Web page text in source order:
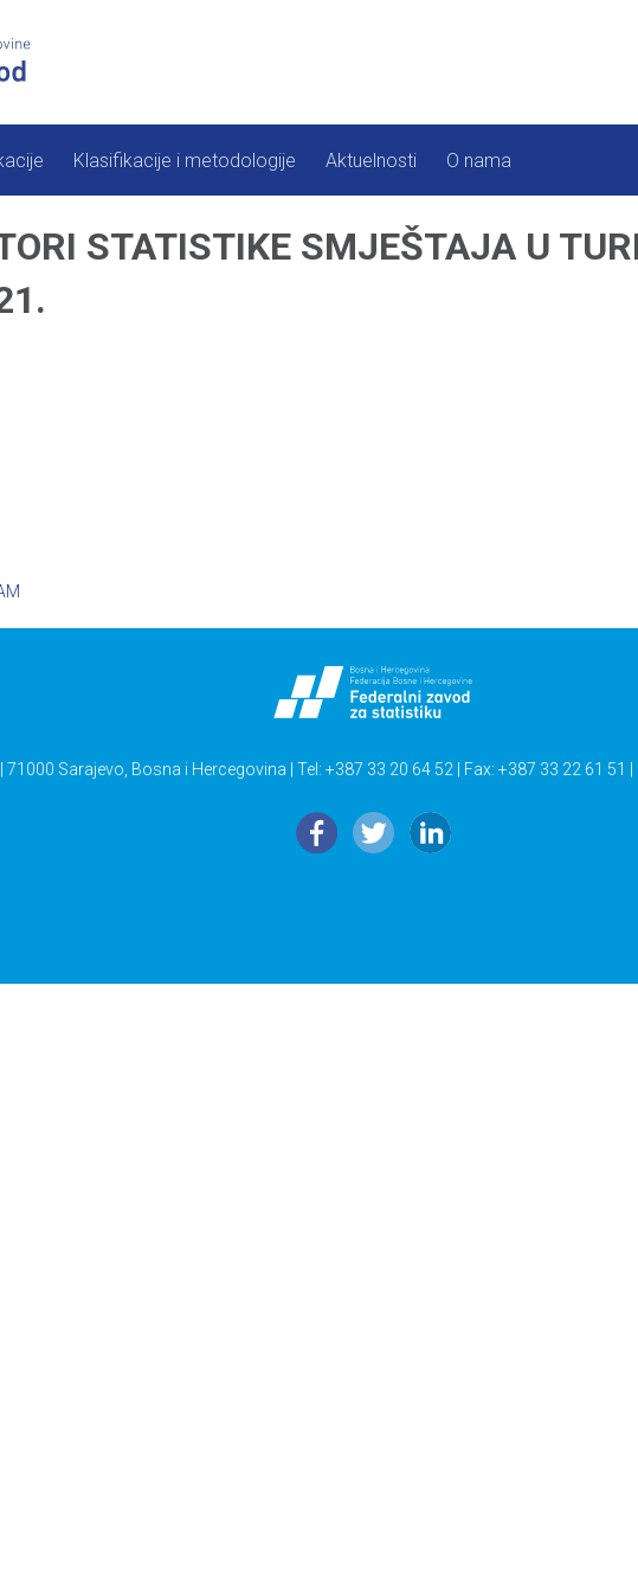
Klasifikacije i metodologije Aktuelnosti O nama
STATISTIKE SMJEŠTAJA U
71000 Sarajevo, Bosna i Hercegovina | Tel: +387 33 20 64 52 | Fax: +387 33 22 61 51 |